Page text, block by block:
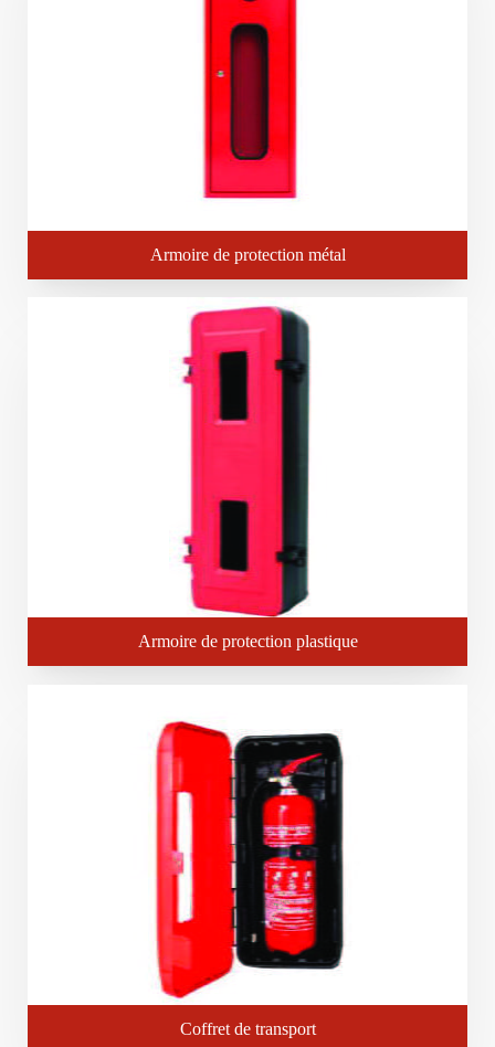
Armoire de protection métal
Armoire de protection plastique
Coffret de transport